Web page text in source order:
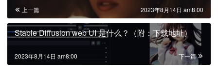
上一篇 2023年8月14日 am8:00
Stable Diffusion web UI 是什么？（附：下载地址）
下一篇
2023年8月14日 am8:00